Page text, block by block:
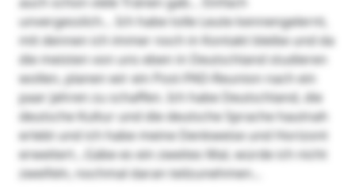
unvergesslich… Ich habe tolle Leute kennengelernt,
mit dennen ich immer noch in Kontakt bleibe und da
die meisten von uns eben in Deutschland studieren
wollen, planen wir ein Post-PAD-Reunion nach ein
paar Jahren zu schaffen. Ich habe Deutschland, die
deutsche Kultur und die deutsche Sprache hautnah
erlebt und ich habe meine Denkweise und Horizont
erweitert…Gäbe es ein zweites Mal, würde ich nicht
zweifeln, nochmal daran teilzunehmen…